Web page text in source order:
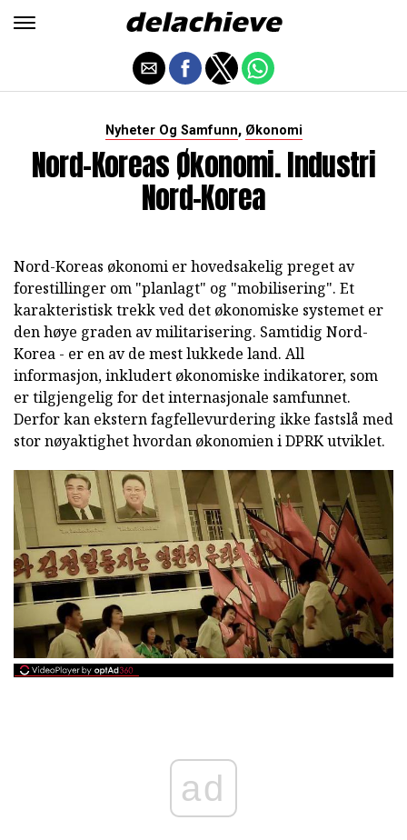
Nyheter Og Samfunn, Økonomi
Nord-Koreas Økonomi. Industri
Nord-Korea
Nord-Koreas økonomi er hovedsakelig preget av
forestillinger om "planlagt" og "mobilisering". Et
karakteristisk trekk ved det økonomiske systemet er
den høye graden av militarisering. Samtidig Nord-
Korea - er en av de mest lukkede land. All
informasjon, inkludert økonomiske indikatorer, som
er tilgjengelig for det internasjonale samfunnet.
Derfor kan ekstern fagfellevurdering ikke fastslå med
stor nøyaktighet hvordan økonomien i DPRK utviklet.
ad